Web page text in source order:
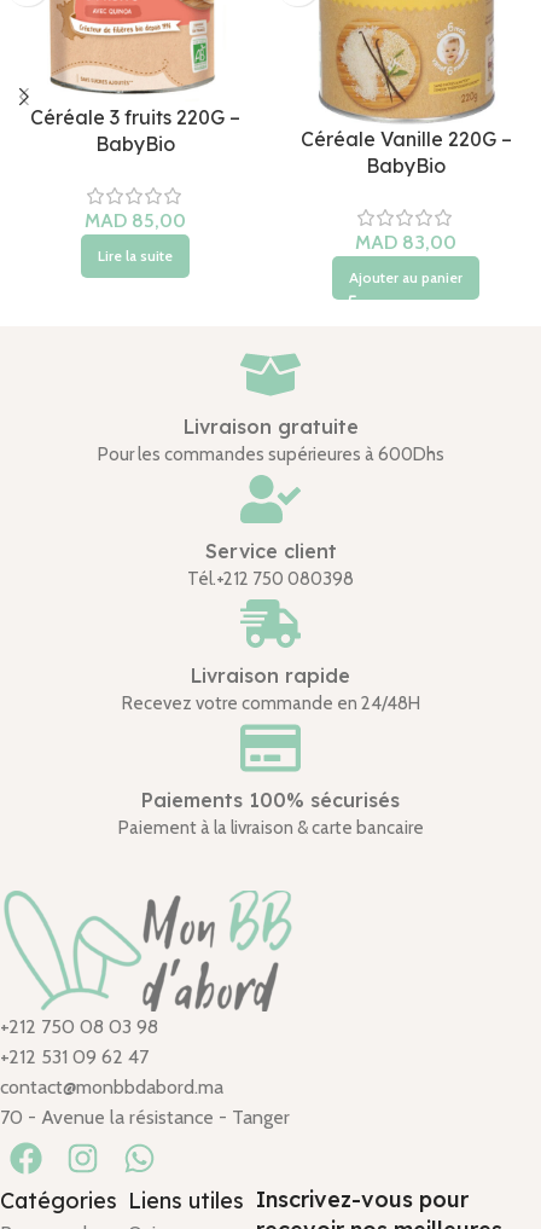
Céréale 3 fruits 220G –
BabyBio
Lire la suite
Céréale Vanille 220G –
BabyBio
Ajouter au panier
Livraison gratuite
Pour les commandes supérieures à 600Dhs
Service client
Tél.+212 750 080398
Livraison rapide
Recevez votre commande en 24/48H
Paiements 100% sécurisés
Paiement à la livraison & carte bancaire
+212 750 08 03 98
+212 531 09 62 47
contact@monbbdabord.ma
70 - Avenue la résistance - Tanger
Catégories Liens utiles Inscrivez-vous pour